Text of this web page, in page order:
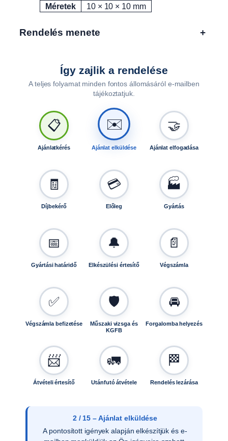
Méretek
10 × 10 × 10 mm
Rendelés menete +
Így zajlik a rendelése
A teljes folyamat minden fontos állomásáról e-mailben
tájékoztatjuk.
📋
Ajánlatkérés
✉️
Ajánlat elküldése
🤝
Ajánlat elfogadása
🧾
Díjbekérő
💳
Előleg
🏭
Gyártás
📅
Gyártási határidő
🔔
Elkészülési értesítő
📄
Végszámla
✅
Végszámla befizetése
🛡️
Műszaki vizsga és
KGFB
🚘
Forgalomba helyezés
📨
Átvételi értesítő
🚛
Utánfutó átvétele
🏁
Rendelés lezárása
2 / 15 – Ajánlat elküldése
A pontosított igények alapján elkészítjük és e-